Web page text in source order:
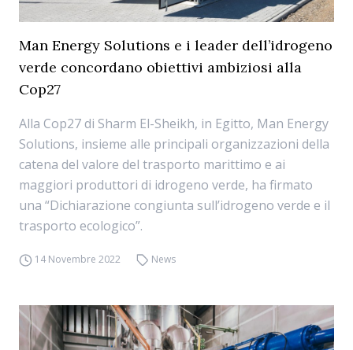
Man Energy Solutions e i leader dell’idrogeno
verde concordano obiettivi ambiziosi alla
Cop27
Alla Cop27 di Sharm El-Sheikh, in Egitto, Man Energy
Solutions, insieme alle principali organizzazioni della
catena del valore del trasporto marittimo e ai
maggiori produttori di idrogeno verde, ha firmato
una “Dichiarazione congiunta sull’idrogeno verde e il
trasporto ecologico”.
14 Novembre 2022 News